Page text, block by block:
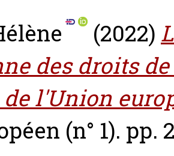
(2022)
des droits
l'Union
(n° 1). pp.